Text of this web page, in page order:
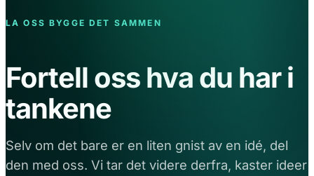
LA OSS BYGGE DET SAMMEN
Fortell oss hva du har i
tankene
Selv om det bare er en liten gnist av en idé, del
den med oss. Vi tar det videre derfra, kaster ideer